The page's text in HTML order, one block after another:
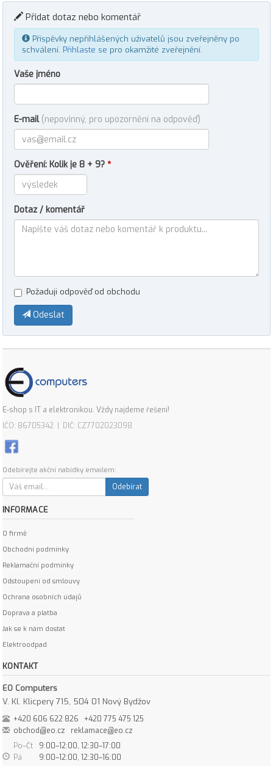
Přidat dotaz nebo komentář
Příspěvky nepřihlášených uživatelů jsou zveřejněny po
schválení. Přihlaste se pro okamžité zveřejnění.
Vaše jméno
E-mail (nepovinný, pro upozornění na odpověď)
Ověření: Kolik je 8 + 9? *
Dotaz / komentář
Požaduji odpověď od obchodu
Odeslat
E-shop s IT a elektronikou. Vždy najdeme řešení!
IČO: 86705342 | DIČ: CZ7702023098
Odebírejte akční nabídky emailem:
Odebírat
INFORMACE
O firmě
Obchodní podmínky
Reklamační podmínky
Odstoupení od smlouvy
Ochrana osobních údajů
Doprava a platba
Jak se k nám dostat
Elektroodpad
KONTAKT
EO Computers
V. Kl. Klicpery 715, 504 01 Nový Bydžov
+420 606 622 826
+420 775 475 125
obchod@eo.cz
reklamace@eo.cz
Po–Čt
9:00–12:00, 12:30–17:00
Pá
9:00–12:00, 12:30–16:00